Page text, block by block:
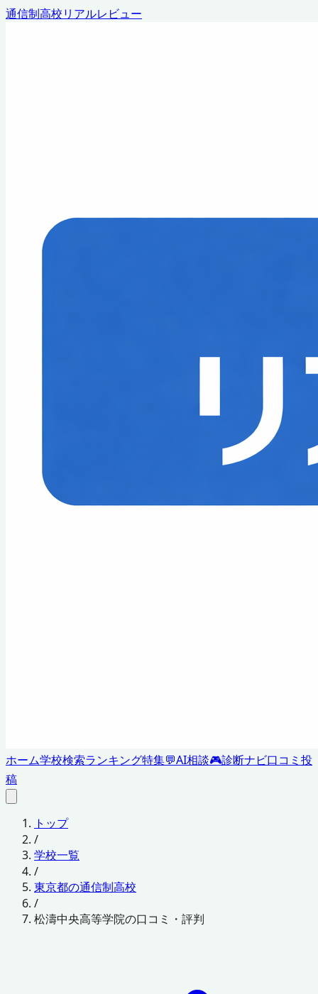
通信制高校リアルレビュー
ホーム学校検索ランキング特集💬AI相談🎮診断ナビ口コミ投
稿
トップ
/
学校一覧
/
東京都の通信制高校
/
松濤中央高等学院の口コミ・評判